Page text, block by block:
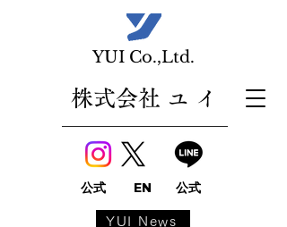
​YUI Co.,Ltd.
公式 EN 公式
株式会社 ユ イ
YUI News